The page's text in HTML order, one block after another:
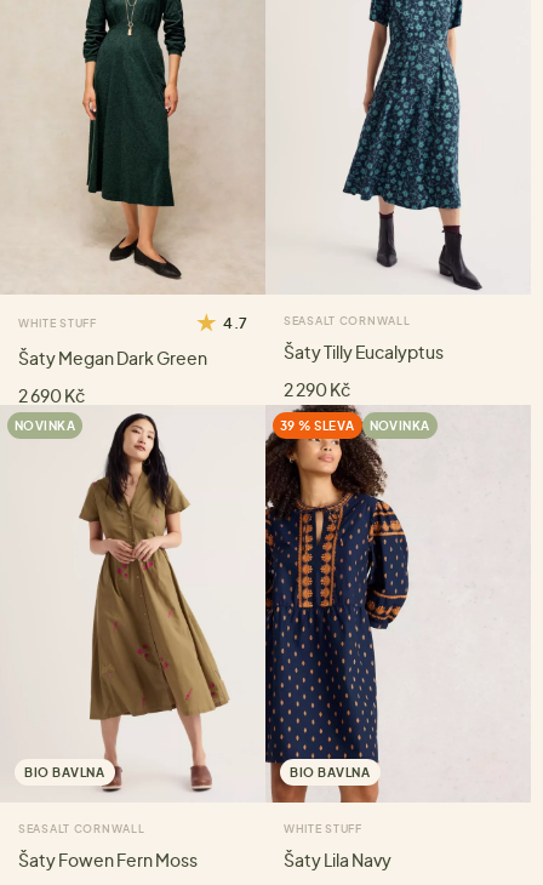
WHITE STUFF 4.7
Šaty Megan Dark Green
2 690 Kč
SEASALT CORNWALL
Šaty Tilly Eucalyptus
2 290 Kč
NOVINKA
BIO BAVLNA
SEASALT CORNWALL
Šaty Fowen Fern Moss
39 % SLEVA NOVINKA
BIO BAVLNA
WHITE STUFF
Šaty Lila Navy